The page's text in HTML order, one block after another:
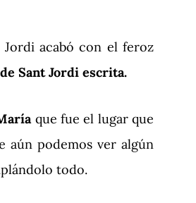
acabó con el feroz
Sant Jordi escrita.
que fue el lugar que
aún podemos ver algún
todo.